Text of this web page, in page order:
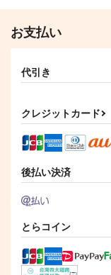
ト 2026 SUMMER
1,210円（税込）
ウマ娘 プリティーダービー
アーモンドアイ
サンプル
作品詳細
お支払い
代引き
クレジットカード
後払い決済
とらコイン